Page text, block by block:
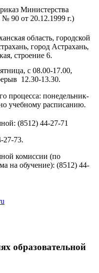
Министерства
90 от 20.12.1999 г.)
область, городской
город Астрахань,
строение 6.
с 08.00-17.00,
12.30-13.30.
процесса: понедельник-
учебному расписанию.
(8512) 44-27-71
27-73.
комиссии (по
на обучение): (8512) 44-
образовательной